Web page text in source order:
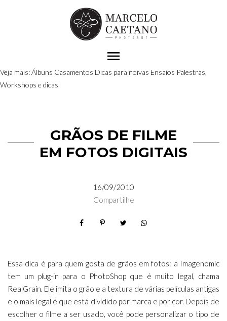
menu
Veja mais:Álbuns Casamentos Dicas para noivas Ensaios Palestras,
Workshops e dicas
GRÃOS DE FILME
EM FOTOS DIGITAIS
16/09/2010
Compartilhe
Essa dica é para quem gosta de grãos em fotos: a Imagenomic
tem um plug-in para o PhotoShop que é muito legal, chama
RealGrain. Ele imita o grão e a textura de várias películas antigas
e o mais legal é que está dividido por marca e por cor. Depois de
escolher o filme a ser usado, você pode personalizar o tipo de